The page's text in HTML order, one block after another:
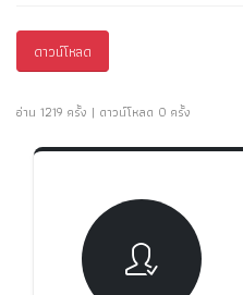
ดาวน์โหลด
อ่าน 1219 ครั้ง | ดาวน์โหลด 0 ครั้ง